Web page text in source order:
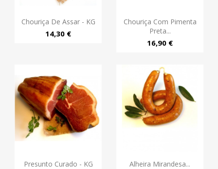
Chouriça De Assar - KG
14,30 €
Chouriça Com Pimenta
Preta...
16,90 €
Presunto Curado - KG Alheira Mirandesa...